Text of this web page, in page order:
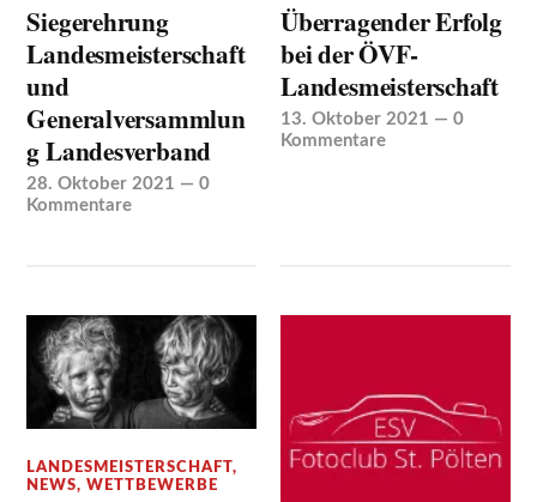
Siegerehrung
Landesmeisterschaft
und
Generalversammlun
g Landesverband
28. Oktober 2021 —0
Kommentare
Überragender Erfolg
bei der ÖVF-
Landesmeisterschaft
13. Oktober 2021 —0
Kommentare
LANDESMEISTERSCHAFT,
NEWS,WETTBEWERBE